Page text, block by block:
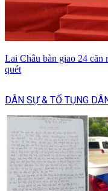
Lai Châu bàn giao 24 căn
quét
DÂN SỰ & TỐ TỤNG